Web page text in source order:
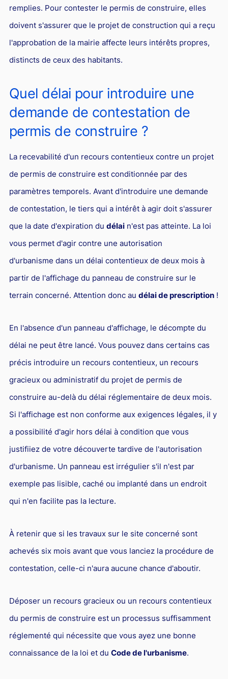
remplies. Pour contester le permis de construire, elles
doivent s'assurer que le projet de construction qui a reçu
l'approbation de la mairie affecte leurs intérêts propres,
distincts de ceux des habitants.
Quel délai pour introduire une
demande de contestation de
permis de construire ?
La recevabilité d'un recours contentieux contre un projet
de permis de construire est conditionnée par des
paramètres temporels. Avant d'introduire une demande
de contestation, le tiers qui a intérêt à agir doit s'assurer
que la date d'expiration du délain'est pas atteinte. La loi
vous permet d'agir contre une autorisation
d'urbanisme dans un délai contentieux de deux mois à
partir de l'affichage du panneau de construire sur le
terrain concerné. Attention donc au délai de prescription!
En l'absence d'un panneau d'affichage, le décompte du
délai ne peut être lancé. Vous pouvez dans certains cas
précis introduire un recours contentieux, un recours
gracieux ou administratif du projet de permis de
construire au-delà du délai réglementaire de deux mois.
Si l'affichage est non conforme aux exigences légales, il y
a possibilité d'agir hors délai à condition que vous
justifiiez de votre découverte tardive de l'autorisation
d'urbanisme. Un panneau est irrégulier s'il n'est par
exemple pas lisible, caché ou implanté dans un endroit
qui n'en facilite pas la lecture.
À retenir que si les travaux sur le site concerné sont
achevés six mois avant que vous lanciez la procédure de
contestation, celle-ci n'aura aucune chance d'aboutir.
Déposer un recours gracieux ou un recours contentieux
du permis de construire est un processus suffisamment
réglementé qui nécessite que vous ayez une bonne
connaissance de la loi et du Code de l'urbanisme.